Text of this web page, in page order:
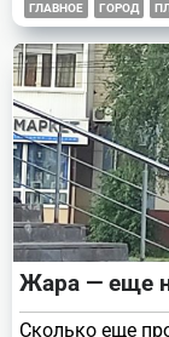
ГЛАВНОЕ ГОРОД
Жара — еще
Сколько еще